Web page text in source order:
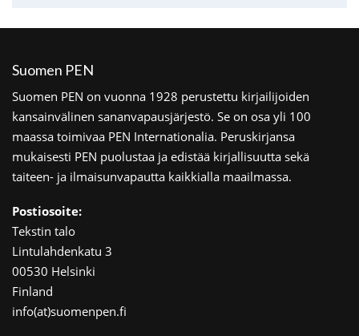
Suomen PEN
Suomen PEN on vuonna 1928 perustettu kirjailijoiden
kansainvälinen sananvapausjärjestö. Se on osa yli 100
maassa toimivaa PEN Internationalia. Peruskirjansa
mukaisesti PEN puolustaa ja edistää kirjallisuutta sekä
taiteen- ja ilmaisunvapautta kaikkialla maailmassa.
Postiosoite:
Tekstin talo
Lintulahdenkatu 3
00530 Helsinki
Finland
info(at)suomenpen.fi